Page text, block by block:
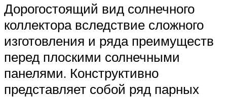
Дорогостоящий вид солнечного
коллектора вследствие сложного
изготовления и ряда преимуществ
перед плоскими солнечными
панелями. Конструктивно
представляет собой ряд парных